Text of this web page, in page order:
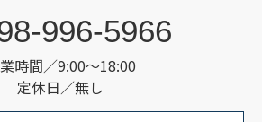
時間／9:00～18:00
定休日／無し
996-5966